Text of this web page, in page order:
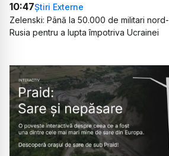
10:47Știri Externe
Zelenski: Până la 50.000 de militari
Rusia pentru a lupta împotriva Ucrainei